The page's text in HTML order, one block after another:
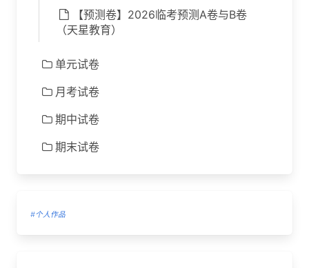
【预测卷】2026临考预测A卷与B卷
（天星教育）
单元试卷
月考试卷
期中试卷
期末试卷
#个人作品